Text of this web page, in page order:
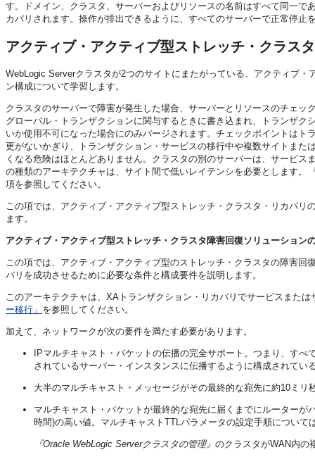
す。ドメイン、クラスタ、サーバーおよびリソースの名前はすべて同一
カバリされます。操作が排出できるように、すべてのサーバーで正常停止
アクティブ・アクティブ型ストレッチ・クラス
WebLogic Serverクラスタが2つのサイトにまたがっている、アクティブ
ン構成について学習します。
クラスタのサーバーで障害が発生した場合、サーバーとリソースのチェ
グローバル・トランザクションに関与するときに書き込まれ、トランザ
いか使用不可になった場合にのみパージされます。チェックポイントは
更がないかぎり、トランザクション・サービスの移行中や複数サイトま
くなる危険はほとんどありません。クラスタの別のサーバーは、サービ
の種類のアーキテクチャは、サイト間で低いレイテンシを必要とします。
項を参照してください。
この項では、アクティブ・アクティブ型ストレッチ・クラスタ・リカバ
ます。
アクティブ・アクティブ型ストレッチ・クラスタ障害回復ソリューション
この項では、アクティブ・アクティブ型のストレッチ・クラスタの障害
バリを成功させるために必要な条件と構成要件を説明します。
このアーキテクチャは、XAトランザクション・リカバリでサービスまた
ー移行」 を参照してください。
加えて、ネットワークが次の要件を満たす必要があります。
IPマルチキャスト・パケットの伝播の完全サポート。つまり、す
されているサーバー・インスタンスに伝播するように構成されてい
大半のマルチキャスト・メッセージがその最終的な宛先に約10ミ
マルチキャスト・パケットが最終的な宛先に届くまでにルーター
時間)の高い値。マルチキャストTTLパラメータの設定手順につい
『Oracle WebLogic Serverクラスタの管理』 のクラスタがWAN内の